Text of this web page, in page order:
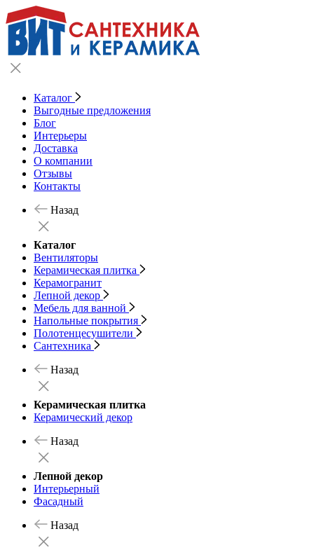
Каталог
Выгодные предложения
Блог
Интерьеры
Доставка
О компании
Отзывы
Контакты
Назад
Каталог
Вентиляторы
Керамическая плитка
Керамогранит
Лепной декор
Мебель для ванной
Напольные покрытия
Полотенцесушители
Сантехника
Назад
Керамическая плитка
Керамический декор
Назад
Лепной декор
Интерьерный
Фасадный
Назад